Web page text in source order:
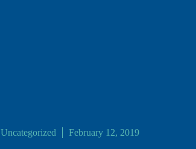
Uncategorized February 12, 2019